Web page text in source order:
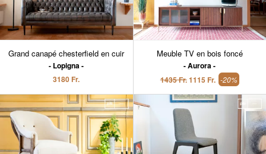
Grand canapé chesterfield en cuir
Lopigna
3180 Fr.
Meuble TV en bois foncé
Aurora
1435 Fr.1115 Fr. -20%